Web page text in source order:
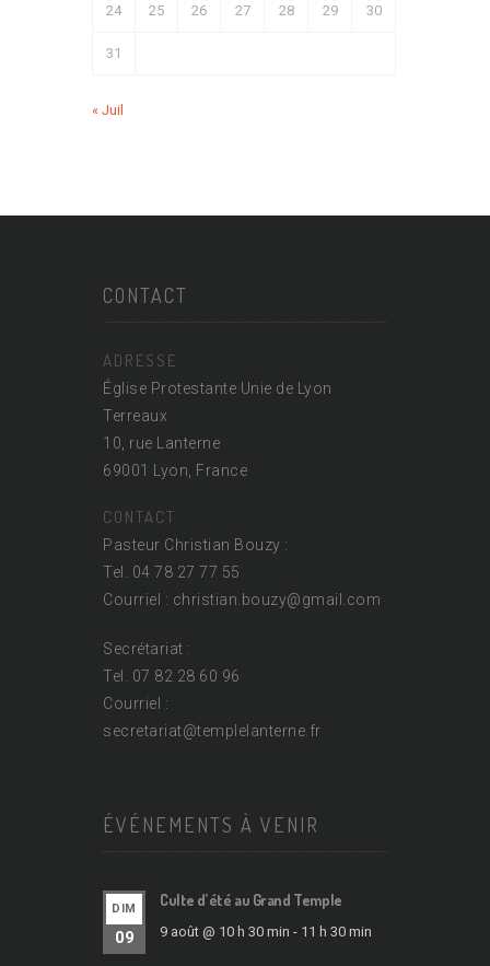
24 25 26 27 28 29 30
31
« Juil
CONTACT
ADRESSE
Église Protestante Unie de Lyon
Terreaux
10, rue Lanterne
69001 Lyon, France
CONTACT
Pasteur Christian Bouzy :
Tel. 04 78 27 77 55
Courriel : christian.bouzy@gmail.com
Secrétariat :
Tel. 07 82 28 60 96
Courriel :
secretariat@templelanterne.fr
ÉVÉNEMENTS À VENIR
DIM
09
Culte d’été au Grand Temple
9 août @ 10 h 30 min - 11 h 30 min